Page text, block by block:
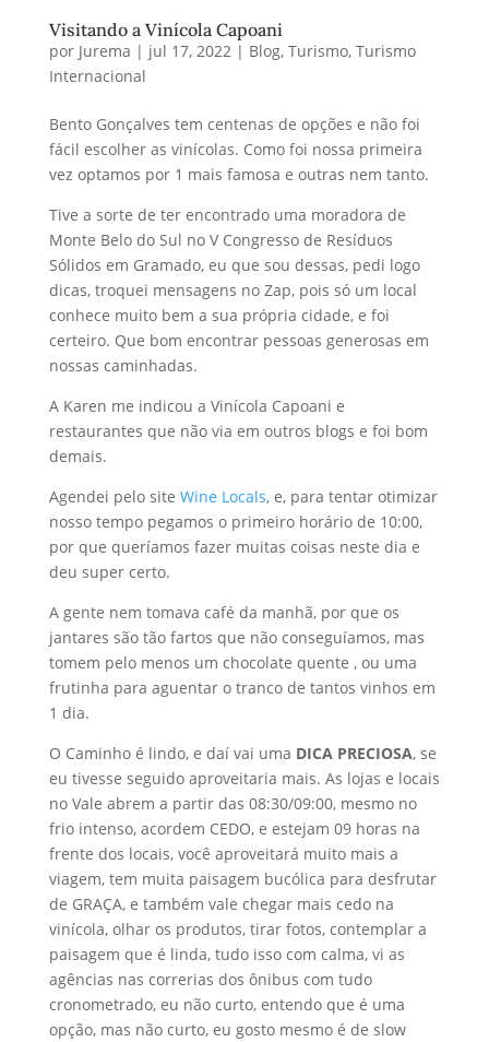
Visitando a Vinícola Capoani
por Jurema | jul 17, 2022| Blog, Turismo, Turismo
Internacional
Bento Gonçalves tem centenas de opções e não foi
fácil escolher as vinícolas. Como foi nossa primeira
vez optamos por 1 mais famosa e outras nem tanto.
Tive a sorte de ter encontrado uma moradora de
Monte Belo do Sul no V Congresso de Resíduos
Sólidos em Gramado, eu que sou dessas, pedi logo
dicas, troquei mensagens no Zap, pois só um local
conhece muito bem a sua própria cidade, e foi
certeiro. Que bom encontrar pessoas generosas em
nossas caminhadas.
A Karen me indicou a Vinícola Capoani e
restaurantes que não via em outros blogs e foi bom
demais.
Agendei pelo site Wine Locals, e, para tentar otimizar
nosso tempo pegamos o primeiro horário de 10:00,
por que queríamos fazer muitas coisas neste dia e
deu super certo.
A gente nem tomava café da manhã, por que os
jantares são tão fartos que não conseguíamos, mas
tomem pelo menos um chocolate quente , ou uma
frutinha para aguentar o tranco de tantos vinhos em
1 dia.
O Caminho é lindo, e daí vai uma DICA PRECIOSA, se
eu tivesse seguido aproveitaria mais. As lojas e locais
no Vale abrem a partir das 08:30/09:00, mesmo no
frio intenso, acordem CEDO, e estejam 09 horas na
frente dos locais, você aproveitará muito mais a
viagem, tem muita paisagem bucólica para desfrutar
de GRAÇA, e também vale chegar mais cedo na
vinícola, olhar os produtos, tirar fotos, contemplar a
paisagem que é linda, tudo isso com calma, vi as
agências nas correrias dos ônibus com tudo
cronometrado, eu não curto, entendo que é uma
opção, mas não curto, eu gosto mesmo é de slow